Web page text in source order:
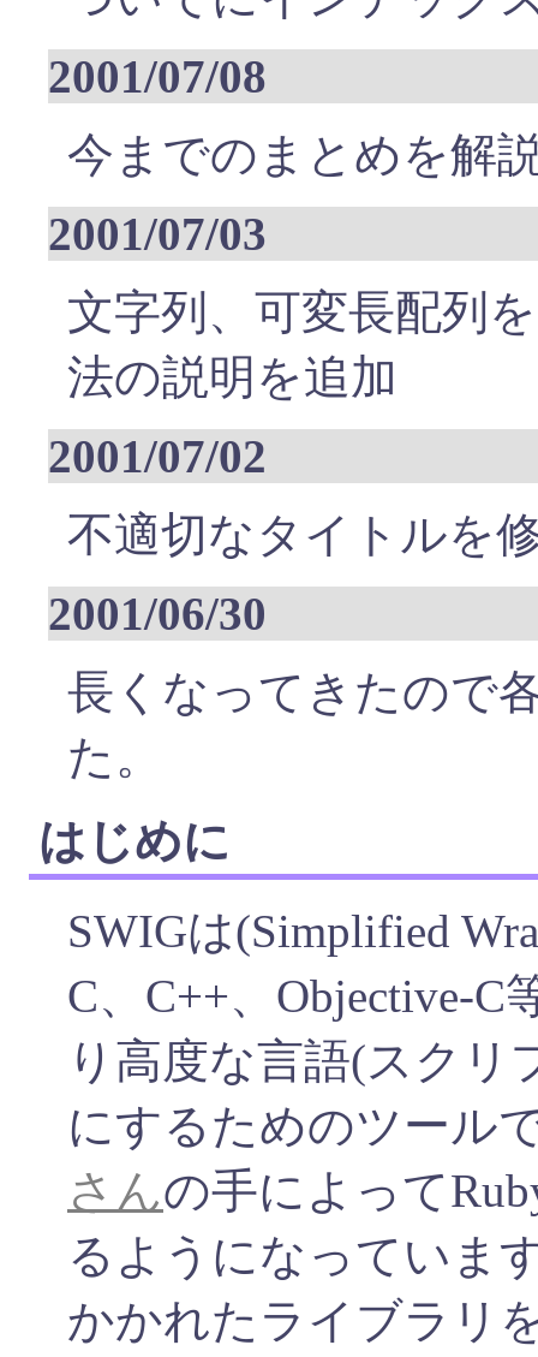
2001/07/08
今までのまとめを解
2001/07/03
文字列、可変長配列
法の説明を追加
2001/07/02
不適切なタイトルを
2001/06/30
長くなってきたので
た。
はじめに
SWIGは(Simplified
C、C++、Objective-
り高度な言語(スクリ
にするためのツール
さんの手によって
るようになっていま
かかれたライブラリ